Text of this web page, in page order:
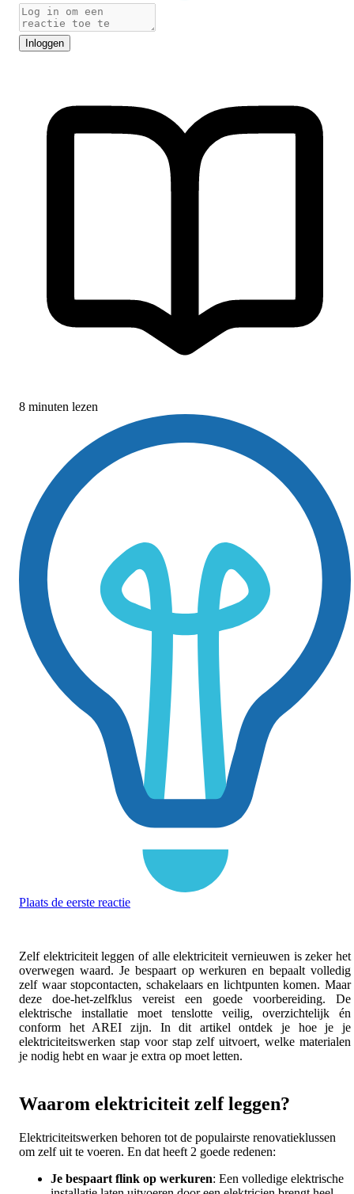
8 minuten lezen
Plaats de eerste reactie
Zelf elektriciteit leggen of alle elektriciteit vernieuwen is zeker het
overwegen waard. Je bespaart op werkuren en bepaalt volledig
zelf waar stopcontacten, schakelaars en lichtpunten komen. Maar
deze doe-het-zelfklus vereist een goede voorbereiding. De
elektrische installatie moet tenslotte veilig, overzichtelijk én
conform het AREI zijn. In dit artikel ontdek je hoe je je
elektriciteitswerken stap voor stap zelf uitvoert, welke materialen
je nodig hebt en waar je extra op moet letten.
Waarom elektriciteit zelf leggen?
Elektriciteitswerken behoren tot de populairste renovatieklussen
om zelf uit te voeren. En dat heeft 2 goede redenen:
Je bespaart flink op werkuren: Een volledige elektrische
Inloggen